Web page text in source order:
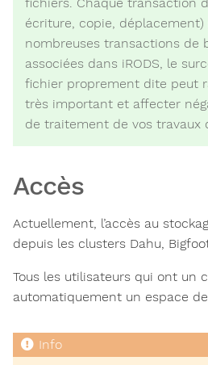
écriture, copie, déplacement)
nombreuses transactions de
associées dans iRODS, le
fichier proprement dite peut
très important et affecter
de traitement de vos travaux
Accès
Actuellement, l’accès au
depuis les clusters Dahu,
Tous les utilisateurs qui ont un
automatiquement un espace